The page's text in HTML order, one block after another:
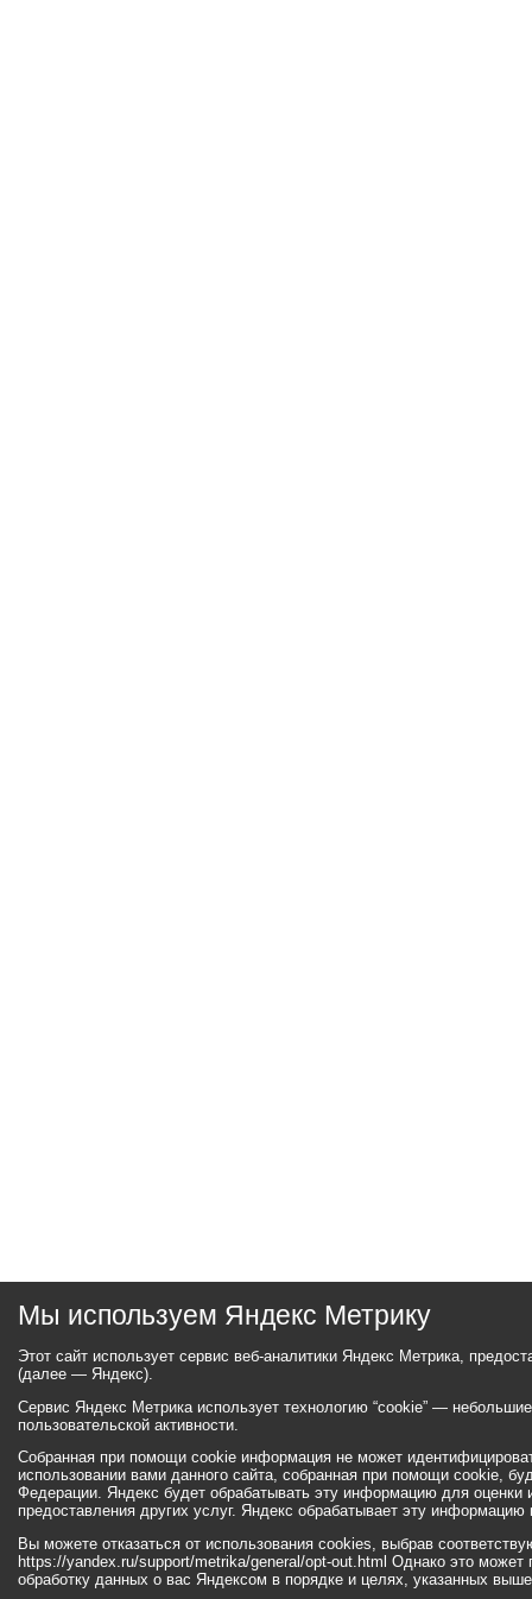
Мы используем Яндекс Метрику
Этот сайт использует сервис веб-аналитики Яндекс Метрика,
(далее — Яндекс).
Сервис Яндекс Метрика использует технологию “cookie” —
пользовательской активности.
Собранная при помощи cookie информация не может
использовании вами данного сайта, собранная при помощи cookie,
Федерации. Яндекс будет обрабатывать эту информацию для оценки
предоставления других услуг. Яндекс обрабатывает эту
Вы можете отказаться от использования cookies, выбрав
https://yandex.ru/support/metrika/general/opt-out.html Однако это может
обработку данных о вас Яндексом в порядке и целях, указанных